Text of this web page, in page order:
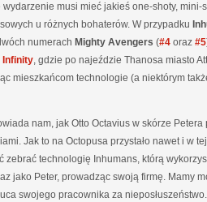
musi mieć jakieś one-shoty, mini-
u różnych bohaterów. W przypadku
numerach Mighty Avengers (#4 oraz #5
Infinity, gdzie po najeździe Thanosa miasto
mieszkańcom technologie (a niektórym
nam, jak Otto Octavius w skórze Petera
Jak to na Octopusa przystało nawet i w
zebrać technologię Inhumans, którą
jako Peter, prowadząc swoją firmę. Mamy
swojego pracownika za